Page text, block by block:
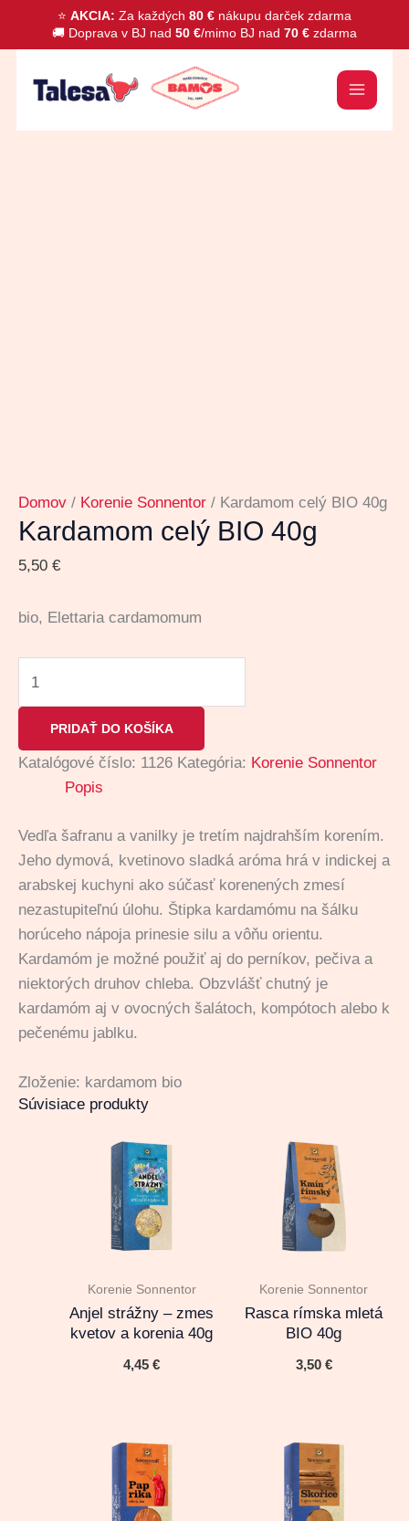
⭐ AKCIA: Za každých 80 € nákupu darček zdarma
🚚 Doprava v BJ nad 50 €/mimo BJ nad 70 € zdarma
Preskočiť
Domov / Korenie Sonnentor / Kardamom celý BIO 40g
Kardamom celý BIO 40g
5,50 €
bio, Elettaria cardamomum
Kardamom
BIO
PRIDAŤ DO KOŠÍKA
Katalógové číslo: 1126 Kategória: Korenie Sonnentor
Popis
Vedľa šafranu a vanilky je tretím najdrahším korením.
Jeho dymová, kvetinovo sladká aróma hrá v indickej a
arabskej kuchyni ako súčasť korenených zmesí
nezastupiteľnú úlohu. Štipka kardamómu na šálku
horúceho nápoja prinesie silu a vôňu orientu.
Kardamóm je možné použiť aj do perníkov, pečiva a
niektorých druhov chleba. Obzvlášť chutný je
kardamóm aj v ovocných šalátoch, kompótoch alebo k
pečenému jablku.
Zloženie: kardamom bio
Súvisiace produkty
Korenie Sonnentor
Anjel strážny – zmes
kvetov a korenia 40g
4,45€
Korenie Sonnentor
Rasca rímska mletá
BIO 40g
3,50 €